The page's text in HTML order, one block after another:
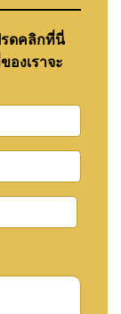
ตร 4 ห้อง
เมตร พร้อม
รางเมตร 5
หญ่
าศัยจริง
การใช้ชีวิต
หรับผู้ที่
รดคลิกที่นี่
งเราจะ